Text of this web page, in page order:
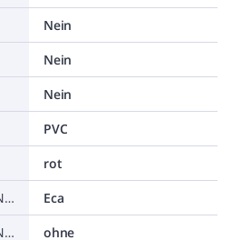
Nein
Nein
Nein
PVC
rot
Brandverhalten nach EN 13501-6: Klasse
Eca
Brandverhalten nach EN 13501-6: Rauchentwicklung
ohne